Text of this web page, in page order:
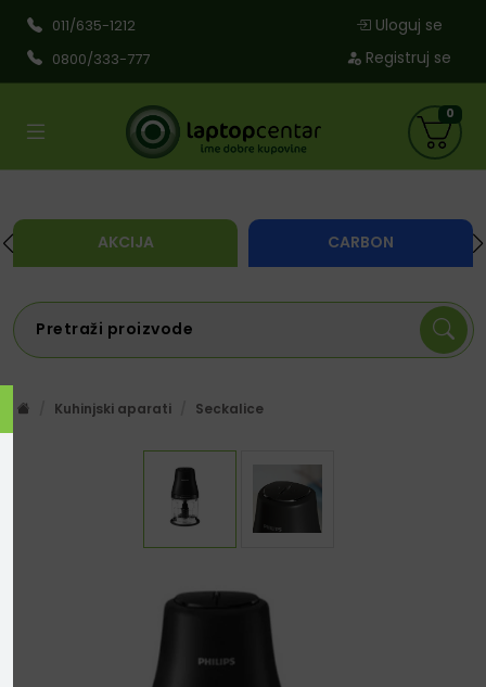
011/635-1212
0800/333-777
Uloguj se
Registruj se
AKCIJA CARBON
0
Kuhinjski aparati Seckalice